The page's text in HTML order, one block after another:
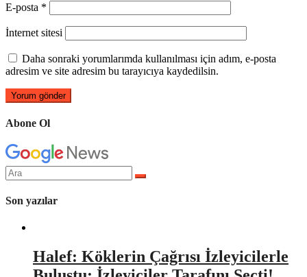
E-posta *
İnternet sitesi
Daha sonraki yorumlarımda kullanılması için adım, e-posta
adresim ve site adresim bu tarayıcıya kaydedilsin.
Abone Ol
Arama
yap:
Son yazılar
Halef: Köklerin Çağrısı İzleyicilerle